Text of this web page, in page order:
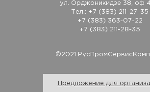
©2021
Предложение для
ул. Орджоникидзе 38, оф
Тел.: +7 (383) 211-27-35
+7 (383) 363-07-22
+7 (383) 211-28-35